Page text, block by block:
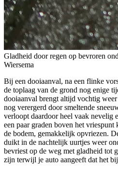
Gladheid door regen op bevroren
Wiersema
Bij een dooiaanval, na een flinke
de toplaag van de grond nog enige
dooiaanval brengt altijd vochtig
nog verergerd door smeltende
verloopt daardoor heel vaak nevelig
een paar graden boven het
de bodem, gemakkelijk opvriezen.
duikt in de nachtelijk uurtjes weer
bevriest op de weg met gladheid tot
zijn terwijl je auto aangeeft dat het